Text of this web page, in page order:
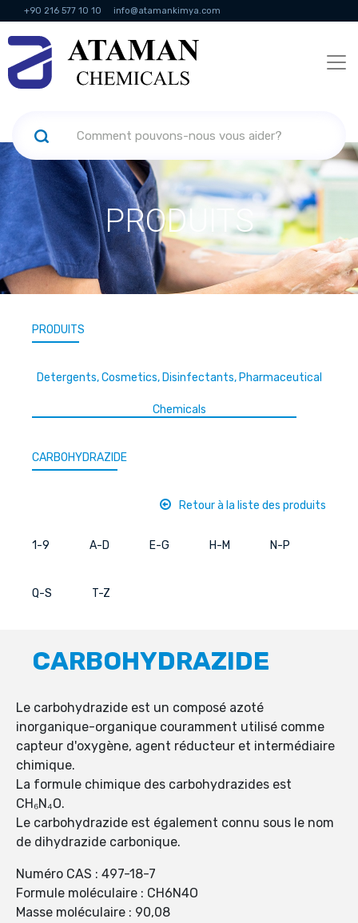
+90 216 577 10 10 info@atamankimya.com
KVKK Politikası Services de la société de l'information
humaines
PRODUITS
PRODUITS
Detergents, Cosmetics, Disinfectants, Pharmaceutical
Chemicals
CARBOHYDRAZIDE
Retour à la liste des produits
1-9 A-D E-G H-M N-P
Q-S T-Z
CARBOHYDRAZIDE
Le carbohydrazide est un composé azoté
inorganique-organique couramment utilisé comme
capteur d'oxygène, agent réducteur et intermédiaire
chimique.
La formule chimique des carbohydrazides est
CH₆N₄O.
Le carbohydrazide est également connu sous le nom
de dihydrazide carbonique.
Numéro CAS : 497-18-7
Formule moléculaire : CH6N4O
Masse moléculaire : 90,08